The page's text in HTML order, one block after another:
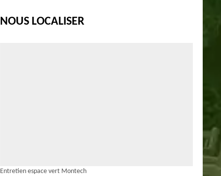
NOUS LOCALISER
Entretien espace vert Montech